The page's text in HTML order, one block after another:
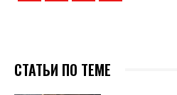
СТАТЬИ ПО ТЕМЕ